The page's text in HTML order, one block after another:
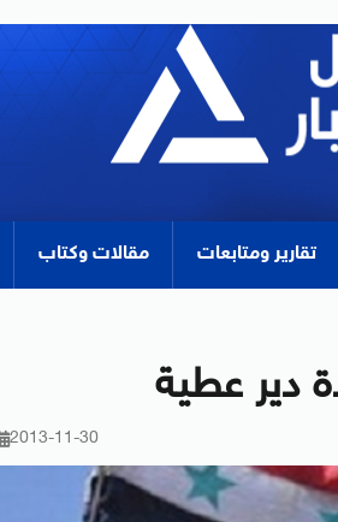
تقارير ومتابعات مقالات وكتاب
دير عطية
2013-11-30